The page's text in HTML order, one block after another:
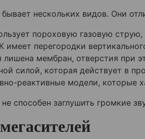
нескольких видов. Они
пороховую газовую
имеет перегородки
лишена мембран, отверстия при
силой, которая действует в
реактивные модели, которые
способен заглушить громкие